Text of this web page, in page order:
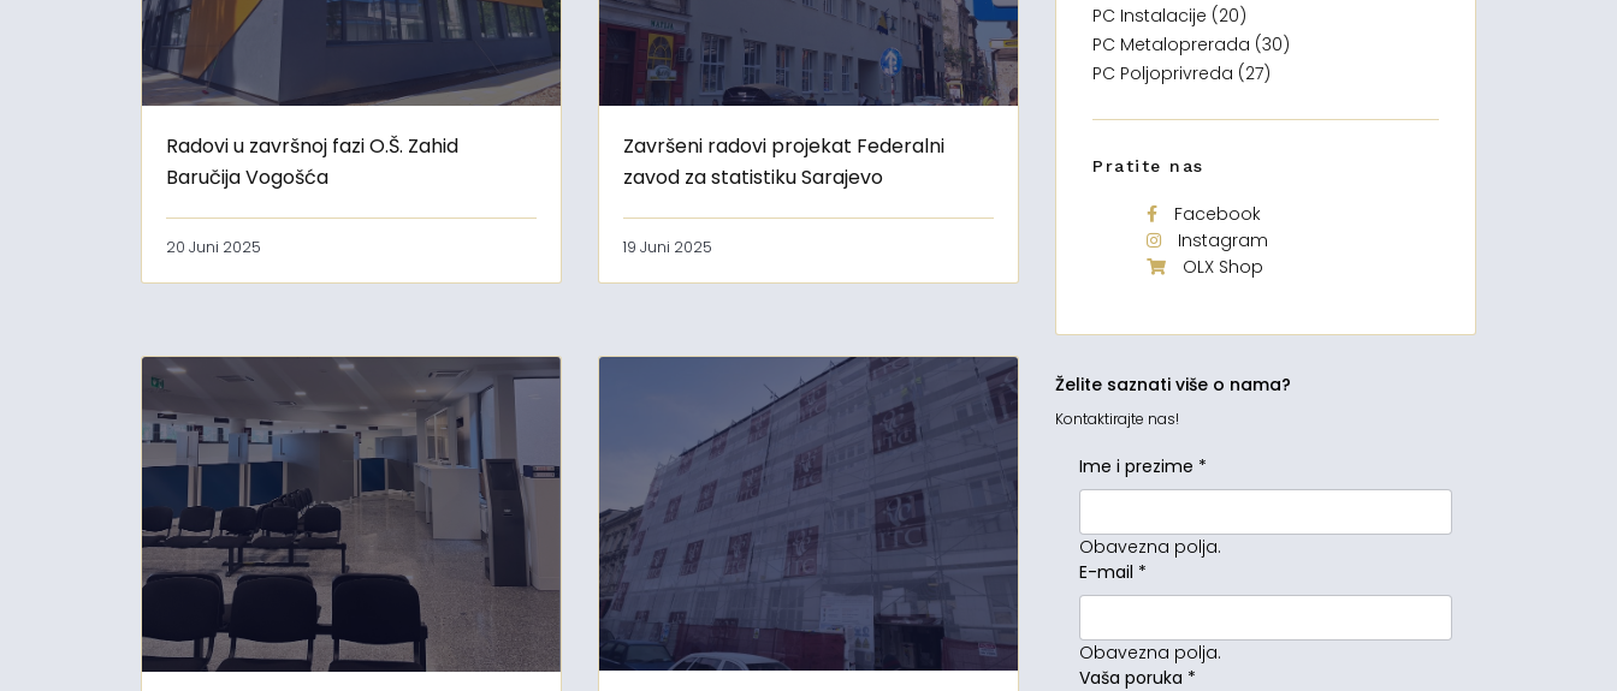
Radovi u završnoj fazi O.Š. Zahid
Baručija Vogošća
20 Juni 2025
Završeni radovi projekat Federalni
zavod za statistiku Sarajevo
19 Juni 2025
PC Instalacije (20)
PC Metaloprerada (30)
PC Poljoprivreda (27)
Pratite nas
Facebook
Instagram
OLX Shop
Želite saznati više o nama?
Kontaktirajte nas!
Ime i prezime *
Obavezna polja.
E-mail *
Obavezna polja.
Vaša poruka *